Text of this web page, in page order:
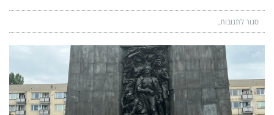
סגור לתגובותעל
עשרות
מתנדבי
ועובדי
מד"א
צעדו
בשבילי
ההיסטוריה
היהודית
בפולין